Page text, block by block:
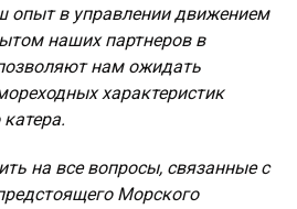
опыт в управлении движением
наших партнеров в
нам ожидать
характеристик
на все вопросы, связанные с
Морского